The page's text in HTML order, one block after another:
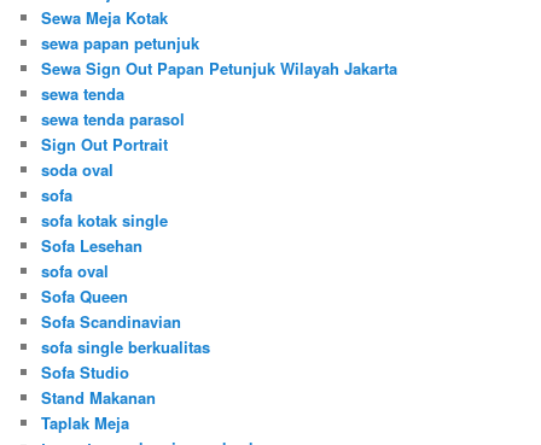
Sewa Meja Kotak
sewa papan petunjuk
Sewa Sign Out Papan Petunjuk Wilayah Jakarta
sewa tenda
sewa tenda parasol
Sign Out Portrait
soda oval
sofa
sofa kotak single
Sofa Lesehan
sofa oval
Sofa Queen
Sofa Scandinavian
sofa single berkualitas
Sofa Studio
Stand Makanan
Taplak Meja